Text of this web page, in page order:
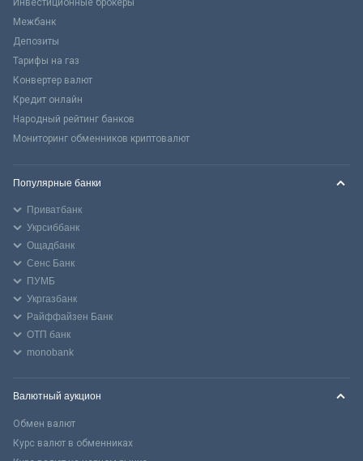
Межбанк
Депозиты
Тарифы на газ
Конвертер валют
Кредит онлайн
Народный рейтинг банков
Мониторинг обменников криптовалют
Популярные банки
Приватбанк
Укрсиббанк
Ощадбанк
Сенс Банк
ПУМБ
Укргазбанк
Райффайзен Банк
ОТП банк
monobank
Валютный аукцион
Обмен валют
Курс валют в обменниках